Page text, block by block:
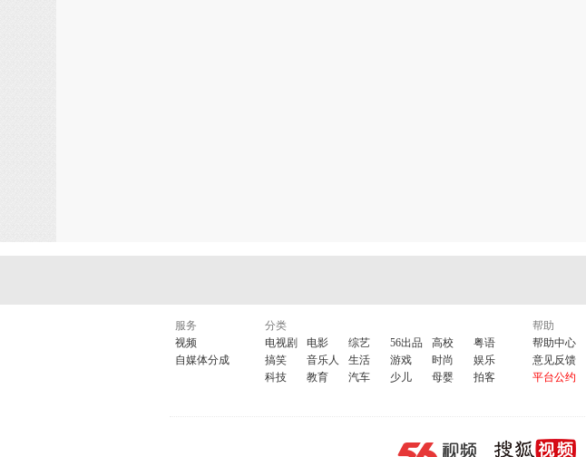
服务
视频
自媒体分成
分类
电视剧
电影 综艺 56出品 高校
粤语
搞笑
音乐人 生活 游戏 时尚
娱乐
科技
教育 汽车 少儿 母婴 拍客
帮助
帮助中心
意见反馈
平台公约